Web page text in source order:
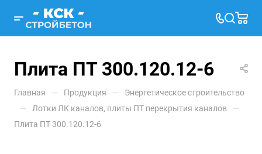
Плита ПТ 300.120.12-6
Главная — Продукция — Энергетическое строительство
— Лотки ЛК каналов, плиты ПТ перекрытия каналов —
Плита ПТ 300.120.12-6